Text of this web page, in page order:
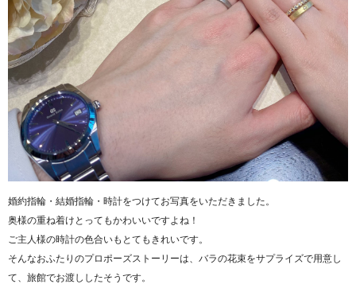
婚約指輪・結婚指輪・時計をつけてお写真をいただきました。
奥様の重ね着けとってもかわいいですよね！
ご主人様の時計の色合いもとてもきれいです。
そんなおふたりのプロポーズストーリーは、バラの花束をサプライズで用意し
て、旅館でお渡ししたそうです。